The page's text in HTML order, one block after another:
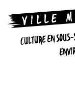
CULTURE EN